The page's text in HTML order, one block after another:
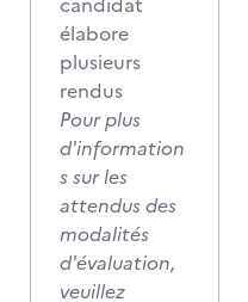
élabore
plusieurs
rendus
Pour plus
d'information
s sur les
attendus des
modalités
d'évaluation,
veuillez